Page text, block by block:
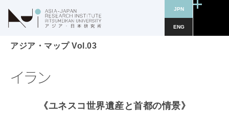
JPN
ENG
アジア・マップ Vol.03
イラン
《ユネスコ世界遺産と首都の情景》